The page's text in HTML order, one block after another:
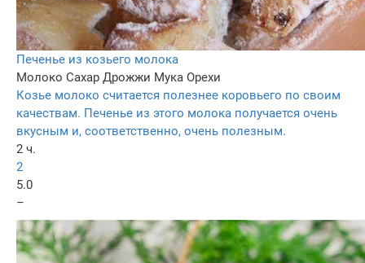
Печенье из козьего молока
Молоко Сахар Дрожжи Мука Орехи
Козье молоко считается полезнее коровьего по своим
качествам. Печенье из этого молока получается очень
вкусным и, соответственно, очень полезным.
2 ч.
2
5.0
–